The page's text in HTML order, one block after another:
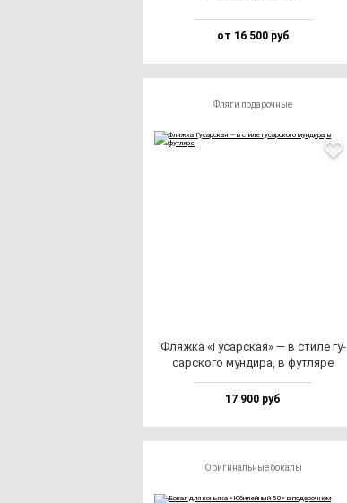
от 16 500 руб
Фляги подарочные
Фляж­ка «Гусар­ская» — в сти­ле гу­
сар­ско­го мун­ди­ра, в фут­ля­ре
17 900 руб
Оригинальные бокалы